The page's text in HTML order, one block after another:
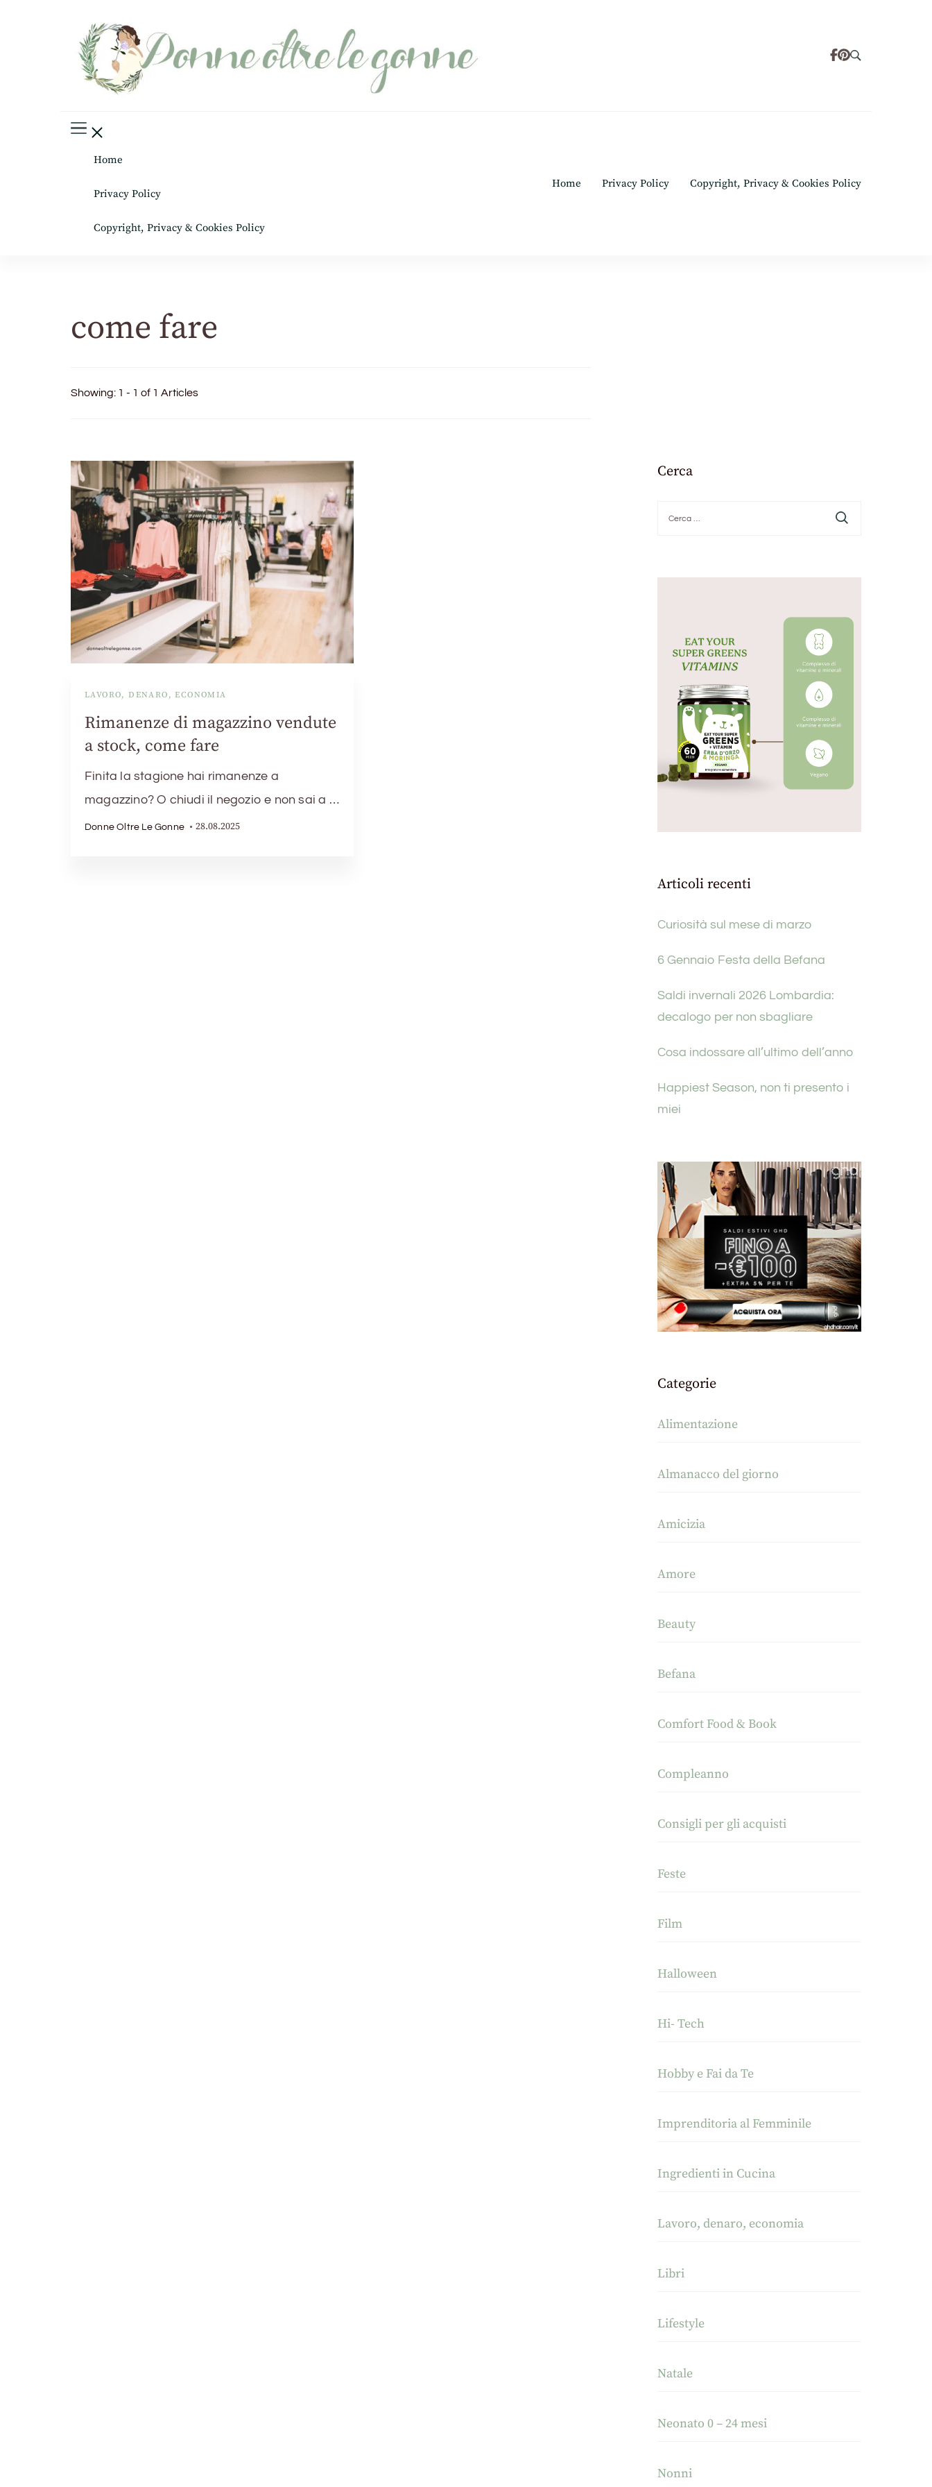
Home
Privacy Policy
Copyright, Privacy & Cookies Policy
Home Privacy Policy Copyright, Privacy & Cookies Policy
come fare
Showing: 1 - 1 of 1 Articles
LAVORO, DENARO, ECONOMIA
Rimanenze di magazzino vendute
a stock, come fare
Finita la stagione hai rimanenze a
magazzino? O chiudi il negozio e non sai a …
Donne Oltre Le Gonne 28.08.2025
Cerca
per:
Articoli recenti
Curiosità sul mese di marzo
6 Gennaio Festa della Befana
Saldi invernali 2026 Lombardia:
decalogo per non sbagliare
Cosa indossare all’ultimo dell’anno
Happiest Season, non ti presento i
miei
Categorie
Alimentazione
Almanacco del giorno
Amicizia
Amore
Beauty
Befana
Comfort Food & Book
Compleanno
Consigli per gli acquisti
Feste
Film
Halloween
Hi- Tech
Hobby e Fai da Te
Imprenditoria al Femminile
Ingredienti in Cucina
Lavoro, denaro, economia
Libri
Lifestyle
Natale
Neonato 0 – 24 mesi
Nonni